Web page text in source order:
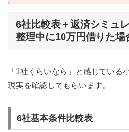
6社比較表＋返済シミュ
整理中に10万円借りた場
「1社くらいなら」と感じている
現実を確認してもらいます。
6社基本条件比較表